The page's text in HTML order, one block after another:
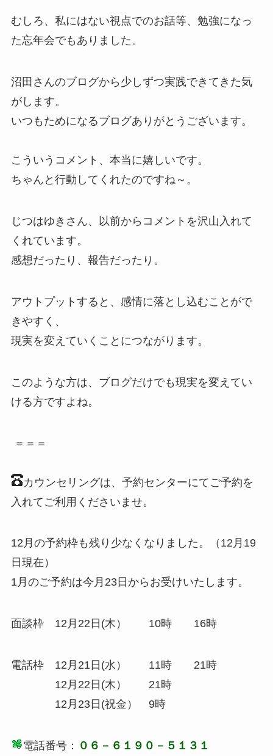
むしろ、私にはない視点でのお話等、勉強になっ
た忘年会でもありました。
沼田さんのブログから少しずつ実践できてきた気
がします。
いつもためになるブログありがとうございます。
こういうコメント、本当に嬉しいです。
ちゃんと行動してくれたのですね～。
じつはゆきさん、以前からコメントを沢山入れて
くれています。
感想だったり、報告だったり。
アウトプットすると、感情に落とし込むことがで
きやすく、
現実を変えていくことにつながります。
このような方は、ブログだけでも現実を変えてい
ける方ですよね。
＝＝＝
カウンセリングは、予約センターにてご予約を
入れてご利用くださいませ。
12月の予約枠も残り少なくなりました。（12月19
日現在）
1月のご予約は今月23日からお受けいたします。
面談枠 12月22日(木） 10時 16時
電話枠 12月21日(水） 11時 21時
12月22日(木） 21時
12月23日(祝金） 9時
電話番号： ０６－６１９０－５１３１